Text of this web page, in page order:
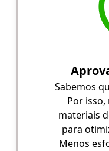
Sabemos
Por isso,
materiais
para
Menos